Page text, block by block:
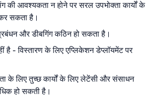
की आवश्यकता न होने पर सरल उपभोक्ता कार्यों के
सकता है।
और डीबगिंग कठिन हो सकता है।
है - विस्तारण के लिए एप्लिकेशन डेप्लॉयमेंट पर
के लिए तुच्छ कार्यों के लिए लेटेंसी और संसाधन
हो सकती है।